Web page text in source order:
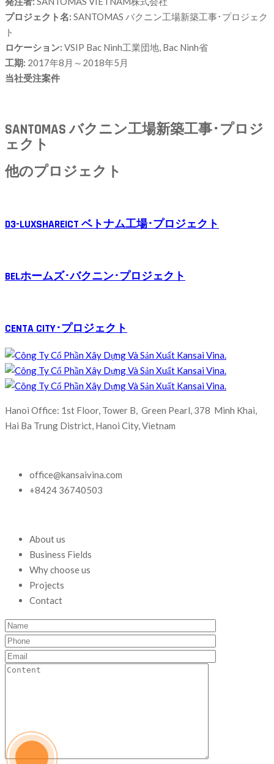
プロジェクト名: SANTOMAS バクニン工場新築工事･プロジェク
ト
ロケーション: VSIP Bac Ninh工業団地, Bac Ninh省
工期: 2017年8月～2018年5月
当社受注案件
SANTOMAS バクニン工場新築工事･プロジ
ェクト
他のプロジェクト
D3-LUXSHAREICT ベトナム工場･プロジェクト
BELホームズ･バクニン･プロジェクト
CENTA CITY･プロジェクト
Hanoi Office: 1st Floor, Tower B, Green Pearl, 378 Minh Khai,
Hai Ba Trung District, Hanoi City, Vietnam
office@kansaivina.com
+8424 36740503
About us
Business Fields
Why choose us
Projects
Contact